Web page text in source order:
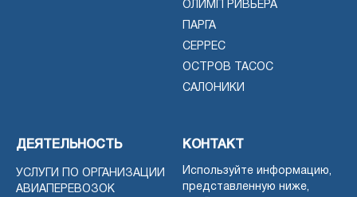
ОЛИМП РИВЬЕРА
ПАРГА
СЕРРЕС
ОСТРОВ ТАСОС
САЛОНИКИ
ДЕЯТЕЛЬНОСТЬ
УСЛУГИ ПО ОРГАНИЗАЦИИ
АВИАПЕРЕВОЗОК
КОНТАКТ
Используйте информацию,
представленную ниже,